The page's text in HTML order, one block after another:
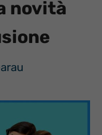
novità